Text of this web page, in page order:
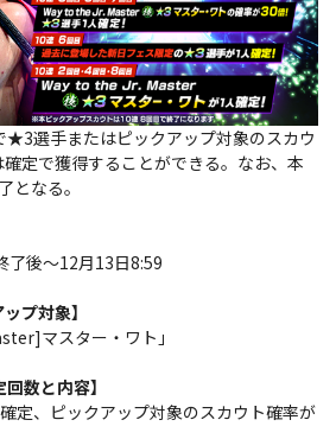
★3選手またはピックアップ対象のスカウ
定で獲得することができる。なお、本
となる。
了後～12月13日8:59
プ対象】
マスター・ワト」
数と内容】
定、ピックアップ対象のスカウト確率が